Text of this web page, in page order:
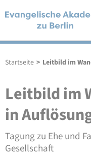
Startseite > Leitbild im
Leitbild im
in
Tagung zu Ehe und
Gesellschaft